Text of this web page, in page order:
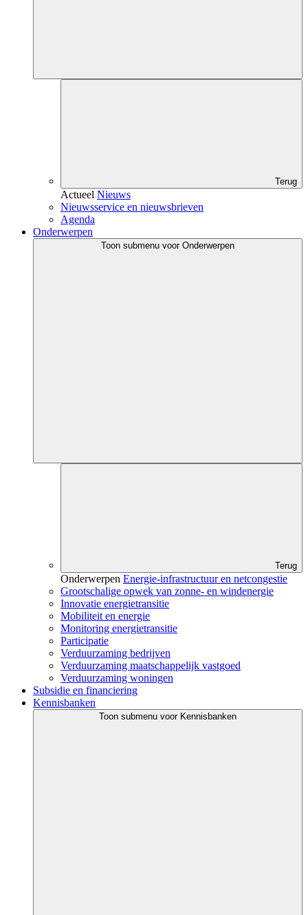
Terug
Actueel Nieuws
Nieuwsservice en nieuwsbrieven
Agenda
Onderwerpen
Toon submenu voor Onderwerpen
Terug
Onderwerpen Energie-infrastructuur en netcongestie
Grootschalige opwek van zonne- en windenergie
Innovatie energietransitie
Mobiliteit en energie
Monitoring energietransitie
Participatie
Verduurzaming bedrijven
Verduurzaming maatschappelijk vastgoed
Verduurzaming woningen
Subsidie en financiering
Kennisbanken
Toon submenu voor Kennisbanken